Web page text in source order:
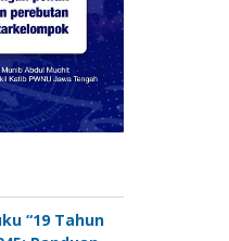
“19 Tahun